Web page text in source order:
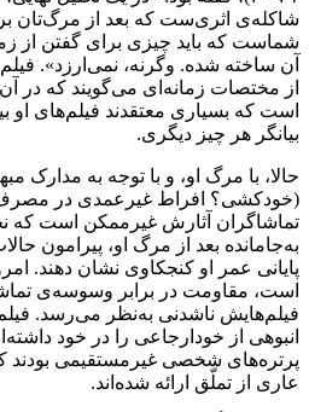
شاکله‌ی اثری‌ست که بعد از مرگ‌تان بر
شماست که باید چیزی برای گفتن از
آن ساخته شده. وگرنه، نمی‌ارزد».
از مختصات زمانه‌ای می‌گویند که در
است که بسیاری معتقدند فیلم‌های او
بیانگر هر چیز دیگری.
حالا، با مرگ او، و با توجه به
(خودکشی؟ افراط غیرعمدی در مصرف
تماشاگران آثارش غیرممکن است که
به‌جامانده بعد از مرگ او، پیرامون
پایانی عمر او کنجکاوی نشان دهند.
است، مقاومت در برابر وسوسه‌ی
فیلم‌هایش ناشدنی به‌نظر می‌رسد.
انبوهی از خودارجاعی را در خود
پرتره‌های شخصی غیرمستقیمی بودند
عاری از تملّق ارائه شده‌اند.